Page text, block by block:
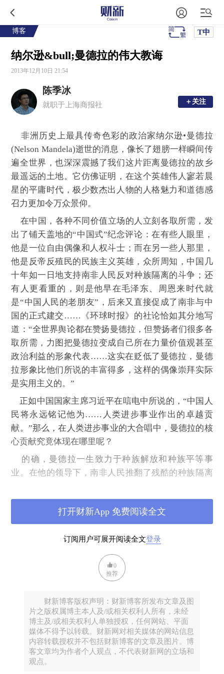
博客 T中
纳尔逊&bull;曼德拉的伟大教诲
2013年12月10日 21:54
陈季冰
就职于上海商报社 ＋关注
＋关注
非洲历史上最具传奇色彩的政治家纳尔逊•曼德拉
(Nelson Mandela)逝世的消息，像长了翅膀一样瞬间传
遍全世界，也深深震撼了我们这片距离曼德拉的故乡
最遥远的土地。它仿佛证明，在这个英雄伟人寥若晨
星的平庸时代，极少数杰出人物的人格魅力和道德感
召力更加令万众景仰。
在中国，各种不同价值立场的人立刻各取所需，发
出了铺天盖地的“中国式”纪念评论：在有些人眼里，
他是一位自由偶像和人权斗士；而在另一些人那里，
他是反帝反殖民的民族主义英雄，众所周知，中国几
十年如一日地支持南非人民反对种族隔离的斗争；还
有人更看重的，则是他早在毛泽东、周恩来时代就
是“中国人民的老朋友”，后来又直接促成了南非与中
国的正式建交……《环球时报》的社论恰如其分地写
道：“全世界舆论都在赞扬曼德拉，但赞扬者们很多各
取所需，力图把曼德拉变成自己所在力量价值观甚至
政治利益的形象代表……这实在贬低了曼德拉，曼德
拉形象比他们所说的丰富得多，这样的偶像崇拜实际
是实用主义的。”
正如中国国家主席习近平在唁电中所说的，“中国人
民将永远铭记他为……人类进步事业作出的卓越贡
献。”那么，在人类进步事业的大合唱中，曼德拉的核
心贡献究竟体现在哪里呢？
的确，曼德拉一生致力于种族解放和种族平等事
业。在他的领导下，南非人民推翻了残酷的种族隔离
果没有美国和英国政府政策的改弦更张以及施加的强
大压力，南非的白人政权恐怕不会那么轻易地放弃已
经享有了几百年的垄断特权。因此，这项伟大的成就
和荣誉应当由曼德拉、德克勒克(FW de Klerk)
(Desmond Mpilo Tutu)等人、全体南非人民以及
全世界支持种族平等的人们共同分享。
National Congress，简称“非国大”，ANC)赢得首次全
体国民平等参与的民主选举，成为南非历史上首位黑
人总统。但在接下来的总统任期上，他似乎并未展现
出与自己的人格感召力相称的行政领导能力。一些人
指出，他在控制南非艾滋病疫情的蔓延、抑制高失业
率和愈演愈烈的贫富分化等许多方面的表现都不尽如
订阅用户可展开阅读全文登录
打开财新App 免费阅读全文
0
推荐
财新博客版权声明：财新博客所发布文章及图
片之版权属博主本人及/或相关权利人所有，未经
博主及/或相关权利人单独授权，任何网站、平面
媒体不得予以转载。财新网对相关媒体的网站信息
内容转载授权并不包括财新博客的文章及图片。博
客文章均为作者个人观点，不代表财新网的立场和
观点。